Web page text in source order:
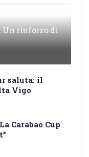
Un rinforzo di
saluta: il
Vigo
Carabao Cup